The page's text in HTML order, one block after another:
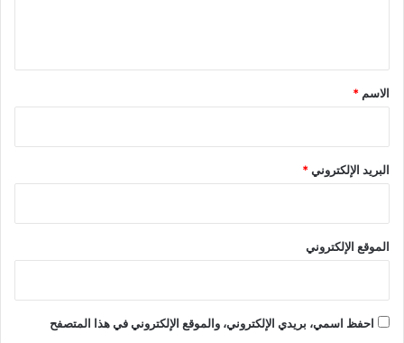
*
الاسم *
البريد الإلكتروني*
الموقع الإلكتروني
احفظ اسمي، بريدي الإلكتروني، والموقع الإلكتروني في هذا المتصفح